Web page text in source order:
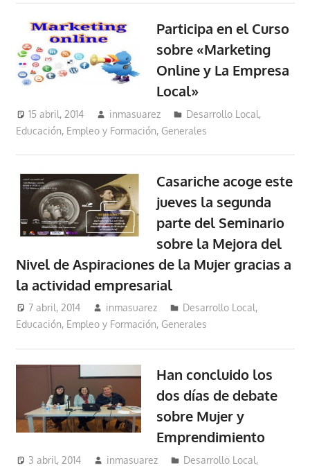
Participa en el Curso
sobre «Marketing
Online y La Empresa
Local»
15 abril, 2014 inmasuarez Desarrollo Local,
Educación, Empleo y Formación, Generales
Casariche acoge este
jueves la segunda
parte del Seminario
sobre la Mejora del
Nivel de Aspiraciones de la Mujer gracias a
la actividad empresarial
7 abril, 2014 inmasuarez Desarrollo Local,
Educación, Empleo y Formación, Generales
Han concluido los
dos días de debate
sobre Mujer y
Emprendimiento
3 abril, 2014 inmasuarez Desarrollo Local,